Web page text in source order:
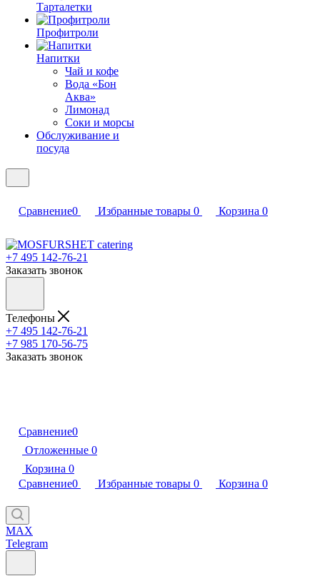
Тарталетки
Профитроли
Напитки
Чай и кофе
Вода «Бон
Аква»
Лимонад
Соки и морсы
Обслуживание и
посуда
Сравнение0 Избранные товары 0 Корзина 0
+7 495 142-76-21
Заказать звонок
Телефоны
+7 495 142-76-21
+7 985 170-56-75
Заказать звонок
Сравнение0
Отложенные 0
Корзина 0
Сравнение0 Избранные товары 0 Корзина 0
MAX
Telegram